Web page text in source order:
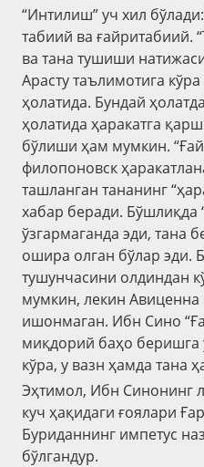
“Интилиш” уч хил
табиий ва ғайритабиий.
ва тана тушиши
Арасту таълимотига
ҳолатида. Бундай
ҳолатида ҳаракатга
бўлиши ҳам мумкин.
филопоновск
ташланган тананинг
хабар беради. Бўшлиқда
ўзгармаганда эди, тана
ошира олган бўлар эди.
тушунчасини олдиндан
мумкин, лекин
ишонмаган. Ибн Сино
миқдорий баҳо беришга
кўра, у вазн ҳамда тана
Эҳтимол, Ибн Синонинг
куч ҳақидаги ғоялари
Буриданнинг импетус
бўлгандур.